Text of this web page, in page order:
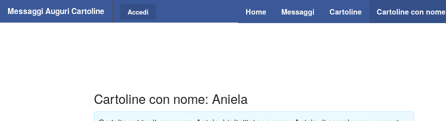
Messaggi Auguri Cartoline Home Messaggi Cartoline Cartoline con nome
Accedi
Cartoline con nome: Aniela